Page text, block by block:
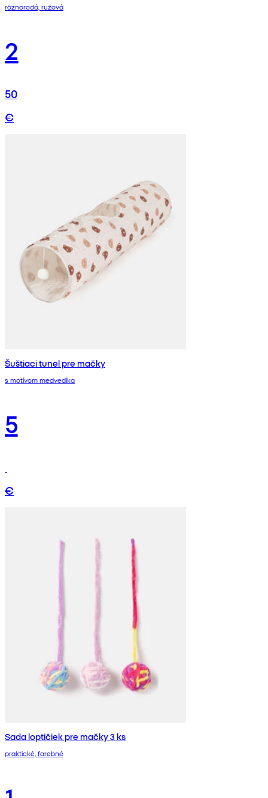
rôznorodá, ružová
2
50
€
Šuštiaci tunel pre mačky
s motívom medvedíka
5
€
Sada loptičiek pre mačky 3 ks
praktické, farebné